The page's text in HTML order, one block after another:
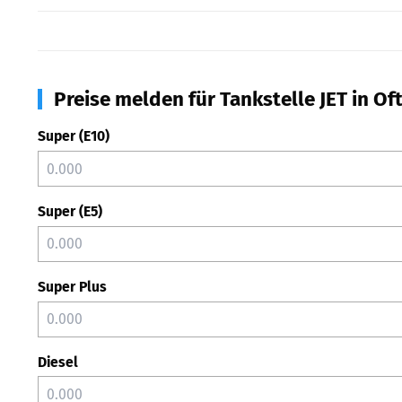
Preise melden für Tankstelle JET in
Super (E10)
Super (E5)
Super Plus
Diesel